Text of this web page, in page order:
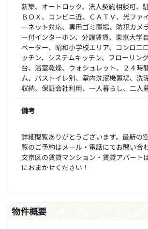
新築、オートロック、法人契約相談可、
ＢＯＸ、コンビニ近、ＣＡＴＶ、光ファ
ーネット対応、専用ゴミ置場、防犯カメ
ー付インターホン、分譲賃貸、東京大学
ベーター、昭和小学校エリア、コンロ二
ッチン、システムキッチン、フローリン
台、浴室乾燥、ウォシュレット、２４時
ム、バストイレ別、室内洗濯機置場、洗
収納、保証会社利用、一人暮らし、二人
備考
詳細閲覧ありがとうございます。最新の
覧のご予約はメール・電話にてお問い合
文京区の賃貸マンション・賃貸アパート
におまかせください！
物件概要